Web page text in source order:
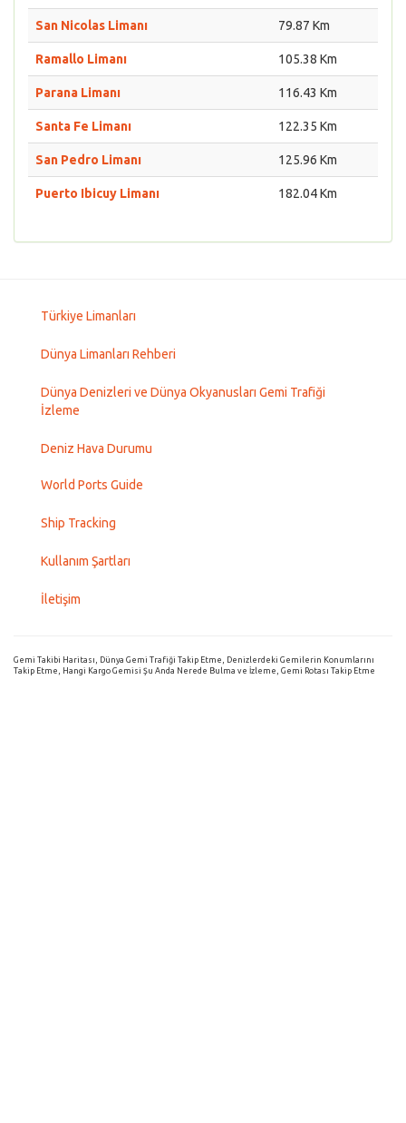
San Nicolas Limanı 79.87 Km
Ramallo Limanı 105.38 Km
Parana Limanı 116.43 Km
Santa Fe Limanı 122.35 Km
San Pedro Limanı 125.96 Km
Puerto Ibicuy Limanı 182.04 Km
Türkiye Limanları
Dünya Limanları Rehberi
Dünya Denizleri ve Dünya Okyanusları Gemi Trafiği
İzleme
Deniz Hava Durumu
World Ports Guide
Ship Tracking
Kullanım Şartları
İletişim
Gemi Takibi Haritası, Dünya Gemi Trafiği Takip Etme, Denizlerdeki Gemilerin Konumlarını
Takip Etme, Hangi Kargo Gemisi Şu Anda Nerede Bulma ve İzleme, Gemi Rotası Takip Etme